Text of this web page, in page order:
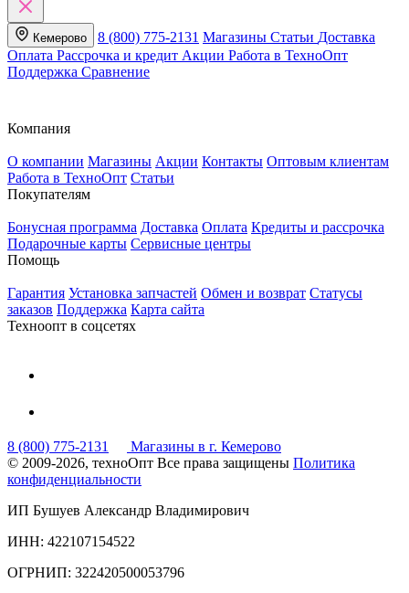
Кемерово 8 (800) 775-2131 Магазины Статьи Доставка
Оплата Рассрочка и кредит Акции Работа в ТехноОпт
Поддержка Сравнение
Компания
О компании Магазины Акции Контакты Оптовым клиентам
Работа в ТехноОпт Статьи
Покупателям
Бонусная программа Доставка Оплата Кредиты и рассрочка
Подарочные карты Сервисные центры
Помощь
Гарантия Установка запчастей Обмен и возврат Статусы
заказов Поддержка Карта сайта
Техноопт в соцсетях
8 (800) 775-2131
Магазины в г. Кемерово
© 2009-2026, техноОпт Все права защищены Политика
конфиденциальности
ИП Бушуев Александр Владимирович
ИНН: 422107154522
ОГРНИП: 322420500053796